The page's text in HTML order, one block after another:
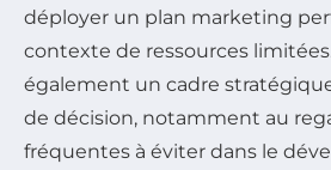
déployer un plan marketing
contexte de ressources
également un cadre
de décision, notamment au
fréquentes à éviter dans le